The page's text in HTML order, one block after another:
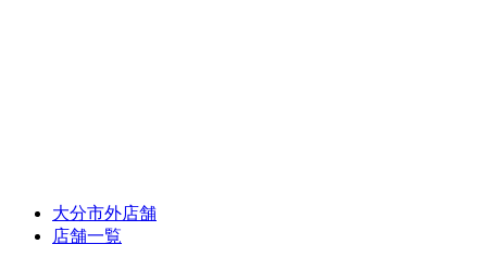
大分市外店舗
店舗一覧